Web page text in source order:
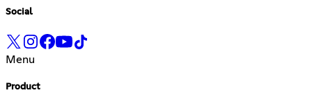
Social
Menu
Product